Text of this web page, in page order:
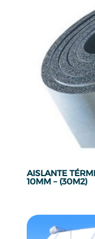
AISLANTE
10MM – (30M2)